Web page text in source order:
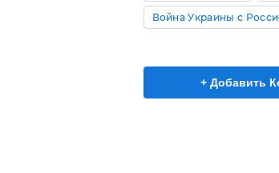
Война Украины с
+ Добавить